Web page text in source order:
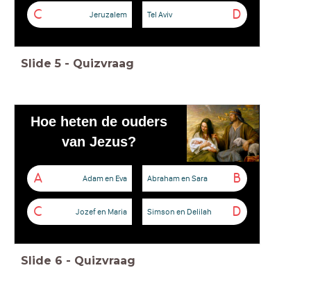
C Jeruzalem D
Tel Aviv
Slide 5 - Quizvraag
Hoe heten de ouders
van Jezus?
A Adam en Eva B
Abraham en Sara
C Jozef en Maria D
Simson en Delilah
Slide 6 - Quizvraag